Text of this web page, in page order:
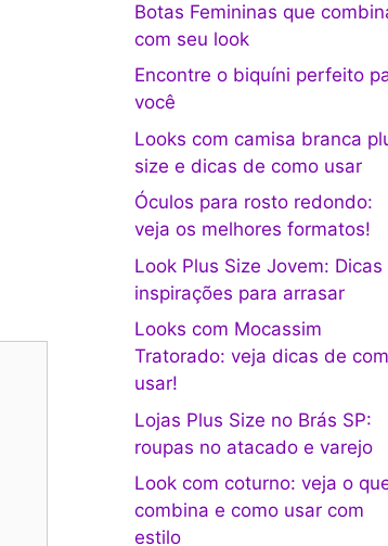
Botas Femininas que
com seu look
Encontre o biquíni perfeito
você
Looks com camisa branca
size e dicas de como usar
Óculos para rosto redondo:
veja os melhores formatos!
Look Plus Size Jovem: Dicas
inspirações para arrasar
Looks com Mocassim
Tratorado: veja dicas de
usar!
Lojas Plus Size no Brás SP:
roupas no atacado e varejo
Look com coturno: veja o
combina e como usar com
estilo